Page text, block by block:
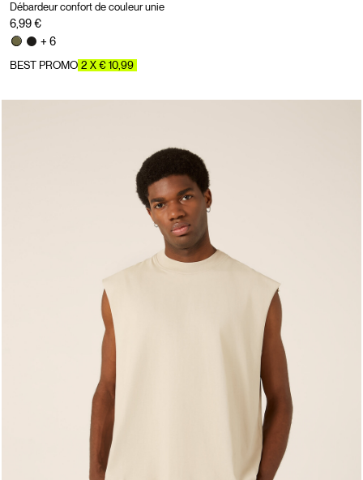
Débardeur confort de couleur unie
6,99 €
+ 6
BEST PROMO 2 X € 10,99